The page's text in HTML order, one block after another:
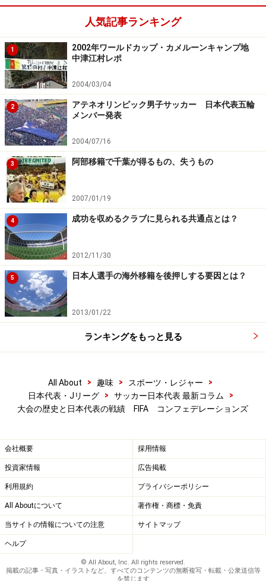
人気記事ランキング
1
2002年ワールドカップ・カメルーンキャンプ地
中津江村レポ
2004/03/04
2
アテネオリンピック男子サッカー 日本代表五輪
メンバー発表
2004/07/16
3 阿部移籍で千葉が得るもの、失うもの
2007/01/19
4 成功を収めるクラブに見られる共通点とは？
2012/11/30
5 日本人選手の海外移籍を後押しする要因とは？
2013/01/22
ランキングをもっと見る
All About > 趣味 > スポーツ・レジャー
>
日本代表・Jリーグ
> サッカー日本代表 最新コラム
>
大会の歴史と日本代表の戦績 FIFA コンフェデレーションズ
会社概要 採用情報
投資家情報 広告掲載
利用規約 プライバシーポリシー
All Aboutについて 著作権・商標・免責
当サイトの情報についての注意 サイトマップ
ヘルプ
© All About, Inc. All rights reserved.
掲載の記事・写真・イラストなど、すべてのコンテンツの無断複写・転載・公衆送信等
を禁じます